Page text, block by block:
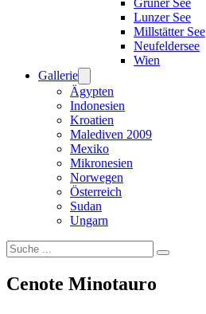
Grüner See
Lunzer See
Millstätter See
Neufeldersee
Wien
Gallerie
Ägypten
Indonesien
Kroatien
Malediven 2009
Mexiko
Mikronesien
Norwegen
Österreich
Sudan
Ungarn
Suchen
Cenote Minotauro